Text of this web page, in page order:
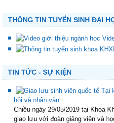
THÔNG TIN TUYỂN SINH ĐẠI
TIN TỨC - SỰ KIỆN
hội và nhân văn
Chiều ngày 29/05/2019 tại Khoa
giao lưu với đoàn giảng viên và